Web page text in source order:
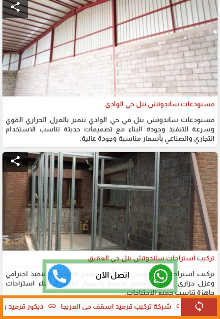
اتصل الآن
sync
اسقف حي العريجا link ديكور قرميد واجهات فلل حي الصحافة link
share
مستودعات ساندوتش بنل حي الوادي
مستودعات ساندوتش بنل في حي الوادي تتميز بالعزل الحراري القوي
وسرعة التنفيذ وجودة البناء مع تصميمات حديثة تناسب الاستخدام
التجاري والصناعي بأسعار مناسبة وجودة عالية.
share
تركيب استراحات ساندوتش بنل حي العقيق
تركيب استراحات ساندوتش بنل بأعلى معايير الجودة مع تنفيذ احترافي
وعزل حراري ممتاز وتصاميم عصرية وأسعار تنافسية لبناء استراحات
جاهزة تناسب جميع الاحتياجات.
share